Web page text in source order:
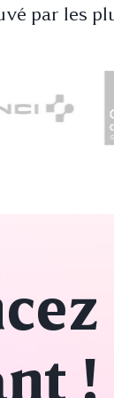
par les
!